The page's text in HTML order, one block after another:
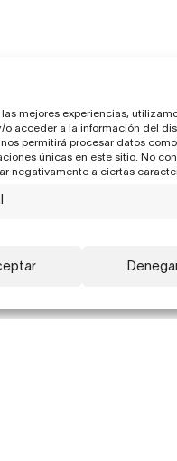
las mejores experiencias,
o acceder a la información del
permitirá procesar datos
únicas en este sitio. No
negativamente a ciertas